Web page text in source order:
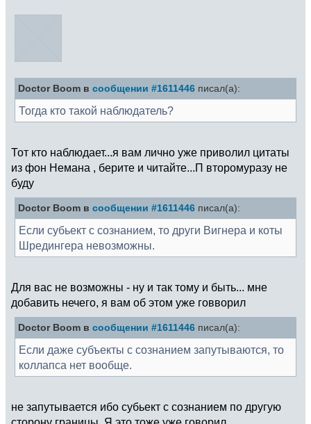
Doctor Boom в сообщении #1611446 писал(а):
Тогда кто такой наблюдатель?
Тот кто наблюдает...я вам лично уже приволил цитаты
из фон Немана , берите и читайте...П второмуразу не
буду
Doctor Boom в сообщении #1611446 писал(а):
Если субьект с сознанием, то други Вигнера и коты
Шредингера невозможны.
Для вас не возможны - ну и так тому и быть... мне
добавить нечего, я вам об этом уже говворил
Doctor Boom в сообщении #1611446 писал(а):
Если даже субъекты с сознанием запутываются, то
коллапса нет вообще.
не запутывается ибо субьект с сознанием по другую